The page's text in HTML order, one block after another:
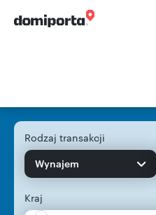
Rodzaj transakcji
Wynajem
Kraj